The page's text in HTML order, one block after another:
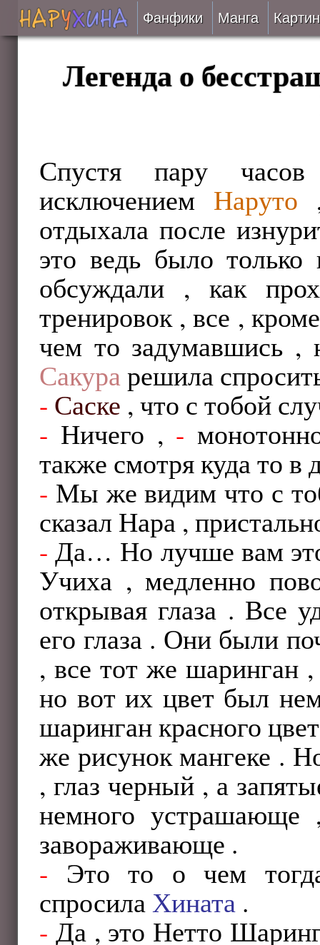
Фанфики
Сборники
Рецензии
На проверке
Отправить
Манга
Легенда о
Спустя пару
исключением Наруто
отдыхала после
это ведь было
обсуждали , как
тренировок , все ,
чем то задумавшись ,
Сакурарешила
- Саске , что с тобой
- Ничего , -
также смотря куда то в
- Мы же видим что с
сказал Нара ,
- Да… Но лучше вам
Учиха , медленно
открывая глаза . Все
его глаза . Они были
, все тот же шаринган
но вот их цвет был
шаринган красного
же рисунок мангеке .
, глаз черный , а
немного
завораживающе .
- Это то о чем
спросилаХината .
- Да , это Нетто